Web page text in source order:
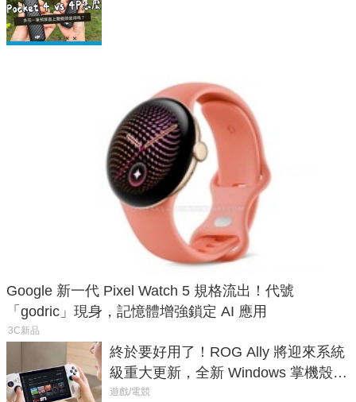
Google 新一代 Pixel Watch 5 規格流出！代號
「godric」現身，記憶體增強鎖定 AI 應用
3C新品
終於要好用了！ROG Ally 將迎來系統
級重大更新，全新 Windows 掌機殼模
式讓操作就像 Xbox 一樣順暢
遊戲/電競